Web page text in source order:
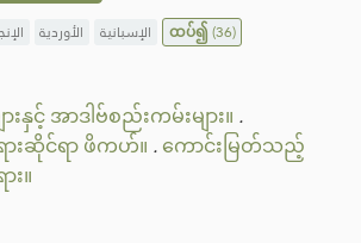
الأوردية الإسبانية ထပ်၍(36)
နှင့် အာဒါဗ်စည်းကမ်းများ။ .
းဆိုင်ရာ ဖိကဟ်။ .ကောင်းမြတ်သည့်
။